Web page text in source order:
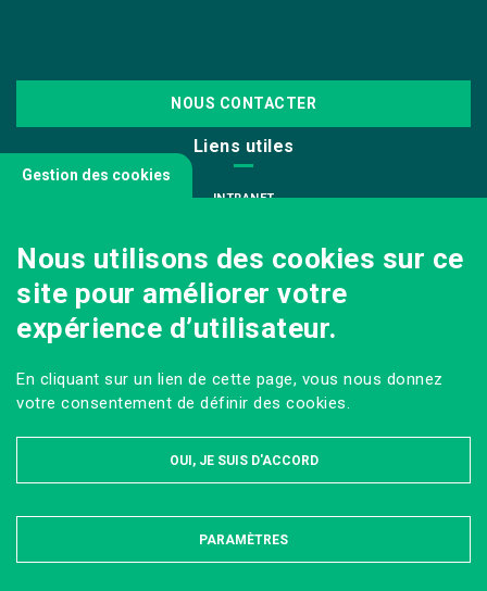
NOUS CONTACTER
Liens utiles
INTRANET
INFODOC
PÔLE IMAGE
PRESSE
Sur les réseaux
MENTIONS LÉGALES ET DONNÉES PERSONNELLES
Gestion des cookies
Nous utilisons des cookies sur ce
site pour améliorer votre
expérience d’utilisateur.
En cliquant sur un lien de cette page, vous nous donnez
votre consentement de définir des cookies.
OUI, JE SUIS D'ACCORD
MASQUER
PARAMÈTRES